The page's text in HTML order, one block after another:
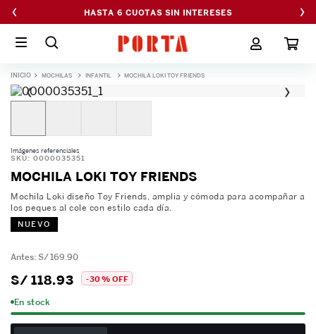
‹ HASTA 6 CUOTAS SIN INTERESES ›
MOCHILAS INFANTIL MOCHILA LOKI TOY FRIENDS
‹ ›
Imágenes referenciales
SKU: 0000035351
MOCHILA LOKI TOY FRIENDS
Mochila Loki diseño Toy Friends, amplia y cómoda para acompañar a
los peques al cole con estilo cada día.
NUEVO
S/169.90
S/ 118.93 -30 % OFF
En stock